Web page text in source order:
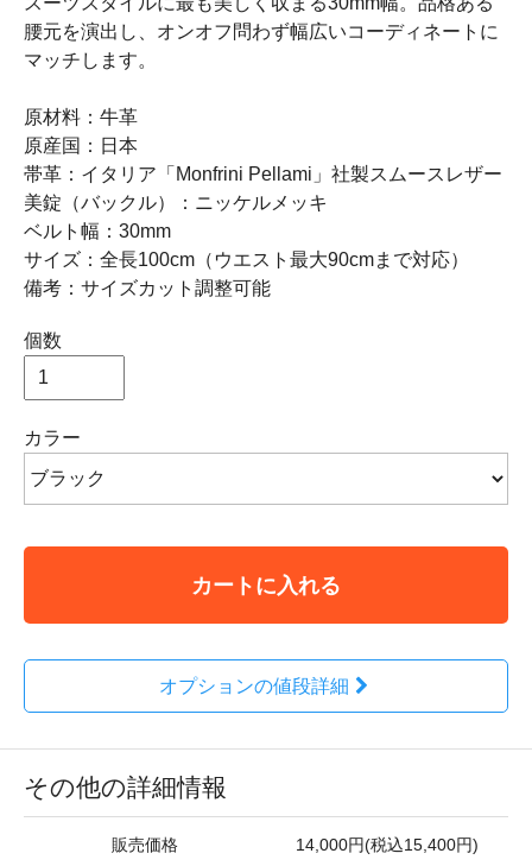
腰元を演出し、オンオフ問わず幅広いコーディネートに
マッチします。
原材料：牛革
原産国：日本
帯革：イタリア「Monfrini Pellami」社製スムースレザー
美錠（バックル）：ニッケルメッキ
ベルト幅：30mm
サイズ：全長100cm（ウエスト最大90cmまで対応）
備考：サイズカット調整可能
個数
カラー
カートに入れる
オプションの値段詳細
その他の詳細情報
販売価格 14,000円(税込15,400円)